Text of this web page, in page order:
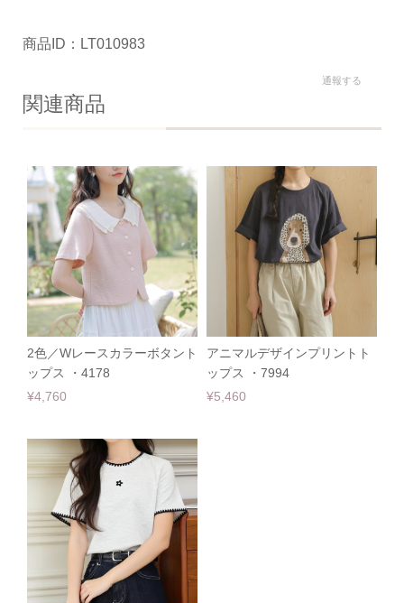
商品ID：LT010983
通報する
関連商品
2色／Wレースカラーボタント
ップス ・4178
¥4,760
アニマルデザインプリントト
ップス ・7994
¥5,460